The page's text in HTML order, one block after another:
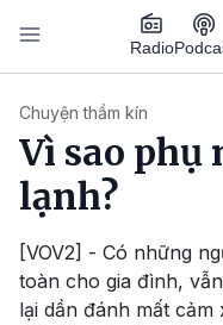
Nhảy đến nội dung
Radio
Chuyện thầm kín
Vì sao phụ
lạnh?
[VOV2] - Có những
toàn cho gia đình,
lại dần đánh mất